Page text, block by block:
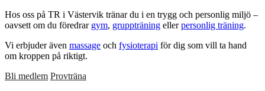
Hos oss på TR i Västervik tränar du i en trygg och personlig miljö –
oavsett om du föredrar gym, gruppträning ellerpersonlig träning.
Vi erbjuder även massage och fysioterapi för dig som vill ta hand
om kroppen på riktigt.
Bli medlem Provträna